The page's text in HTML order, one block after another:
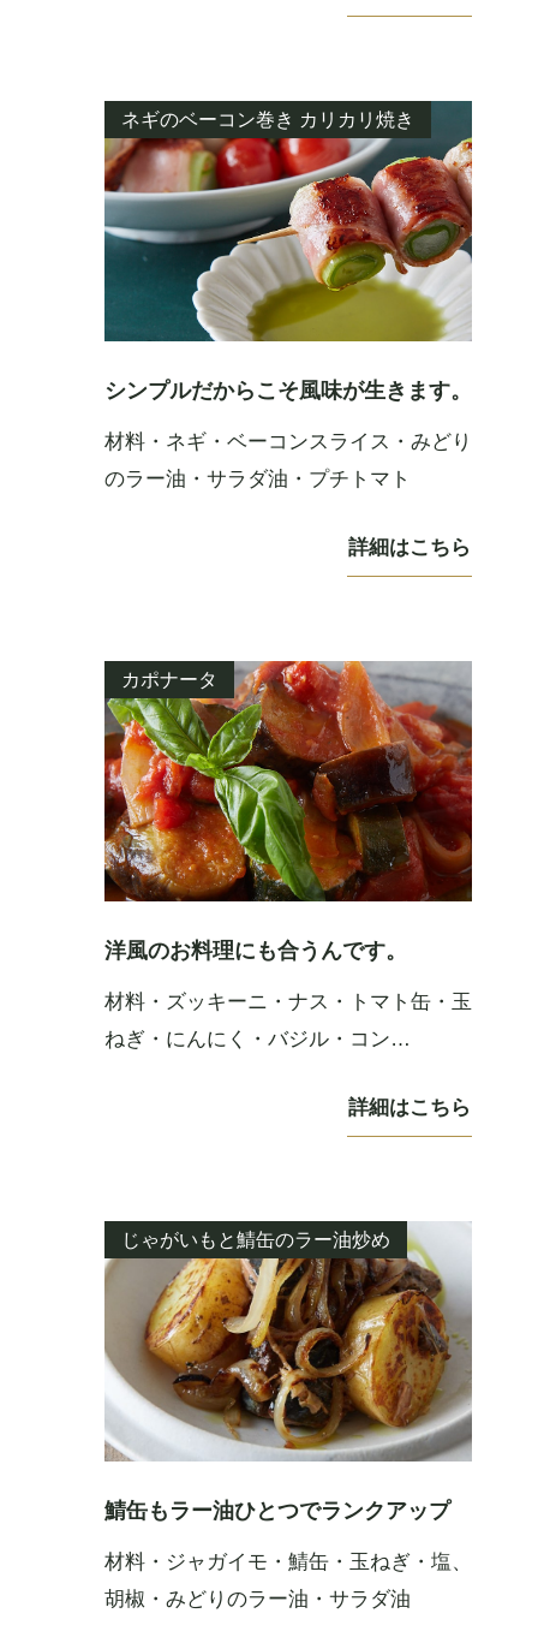
ネギのベーコン巻き カリカリ焼き
シンプルだからこそ風味が生きます。
材料・ネギ・ベーコンスライス・みどり
のラー油・サラダ油・プチトマト
詳細はこちら
カポナータ
洋風のお料理にも合うんです。
材料・ズッキーニ・ナス・トマト缶・玉
ねぎ・にんにく・バジル・コン…
詳細はこちら
じゃがいもと鯖缶のラー油炒め
鯖缶もラー油ひとつでランクアップ
材料・ジャガイモ・鯖缶・玉ねぎ・塩、
胡椒・みどりのラー油・サラダ油